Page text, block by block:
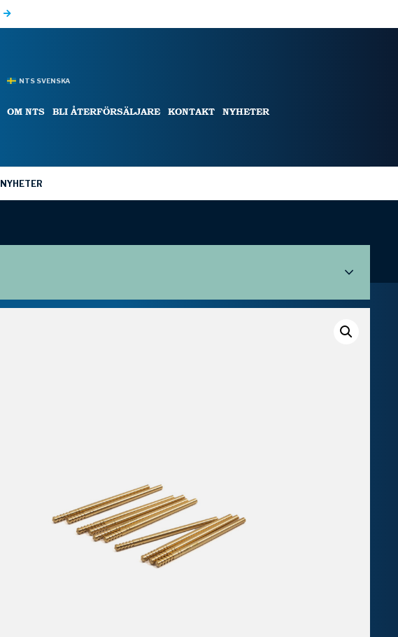
NTS SVENSKA
OM NTS BLI ÅTERFÖRSÄLJARE KONTAKT NYHETER
NYHETER